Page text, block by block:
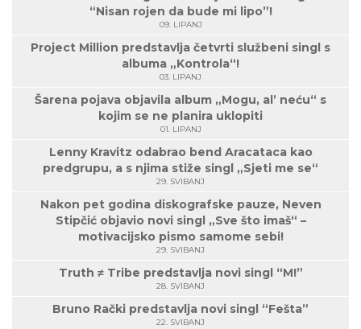
“Nisan rojen da bude mi lipo”!
09. LIPANJ
Project Million predstavlja četvrti službeni singl s
albuma „Kontrola“!
03. LIPANJ
Šarena pojava objavila album „Mogu, al’ neću“ s
kojim se ne planira uklopiti
01. LIPANJ
Lenny Kravitz odabrao bend Aracataca kao
predgrupu, a s njima stiže singl „Sjeti me se“
29. SVIBANJ
Nakon pet godina diskografske pauze, Neven
Stipčić objavio novi singl „Sve što imaš“ –
motivacijsko pismo samome sebi!
29. SVIBANJ
Truth ≠ Tribe predstavlja novi singl “M!”
28. SVIBANJ
Bruno Rački predstavlja novi singl “Fešta”
22. SVIBANJ